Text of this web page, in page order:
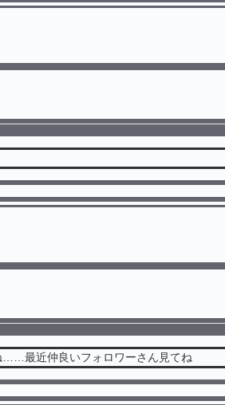
……最近仲良いフォロワーさん見てね